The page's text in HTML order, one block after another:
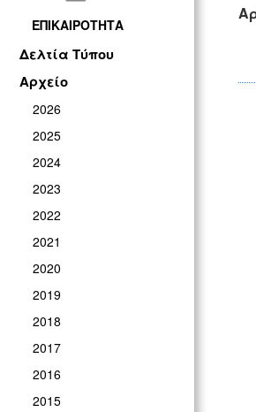
ΕΠΙΚΑΙΡΟΤΗΤΑ
Δελτία Τύπου
Αρχείο
2026
2025
2024
2023
2022
2021
2020
2019
2018
2017
2016
2015